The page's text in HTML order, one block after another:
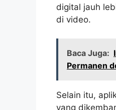
digital jauh
di video.
Baca Juga:
Permanen
Selain itu,
yang